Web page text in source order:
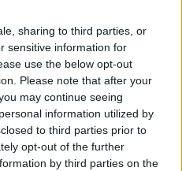
sharing to third parties, or
sensitive information for
use the below opt-out
Please note that after your
may continue seeing
information utilized by
to third parties prior to
opt-out of the further
by third parties on the